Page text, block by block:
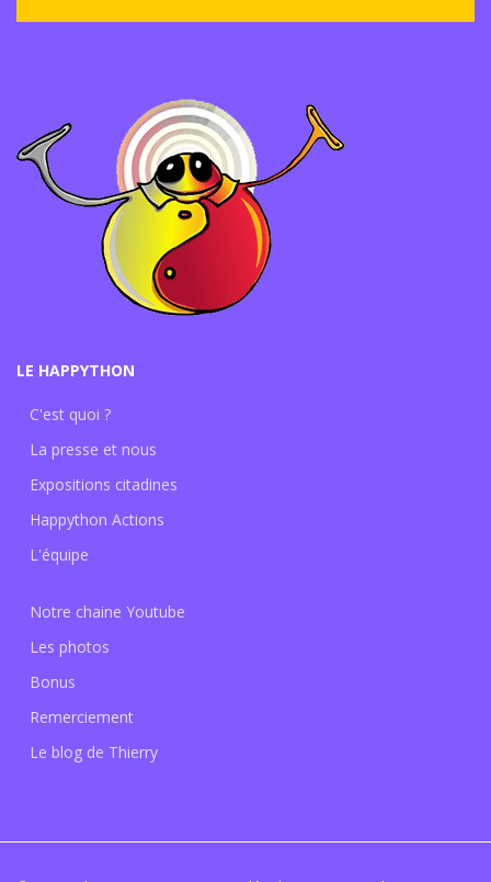
LE HAPPYTHON
C'est quoi ?
La presse et nous
Expositions citadines
Happython Actions
L'équipe
Notre chaine Youtube
Les photos
Bonus
Remerciement
Le blog de Thierry